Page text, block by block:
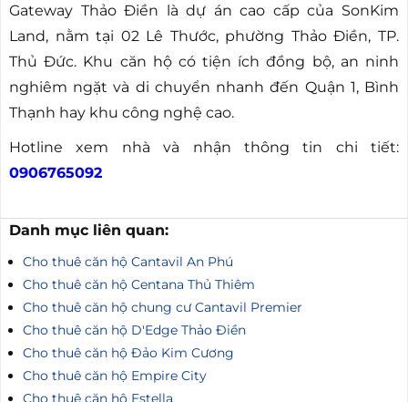
Gateway Thảo Điền là dự án cao cấp của SonKim
Land, nằm tại 02 Lê Thước, phường Thảo Điền, TP.
Thủ Đức. Khu căn hộ có tiện ích đồng bộ, an ninh
nghiêm ngặt và di chuyển nhanh đến Quận 1, Bình
Thạnh hay khu công nghệ cao.
Hotline xem nhà và nhận thông tin chi tiết:
0906765092
Danh mục liên quan:
Cho thuê căn hộ Cantavil An Phú
Cho thuê căn hộ Centana Thủ Thiêm
Cho thuê căn hộ chung cư Cantavil Premier
Cho thuê căn hộ D'Edge Thảo Điền
Cho thuê căn hộ Đảo Kim Cương
Cho thuê căn hộ Empire City
Cho thuê căn hộ Estella